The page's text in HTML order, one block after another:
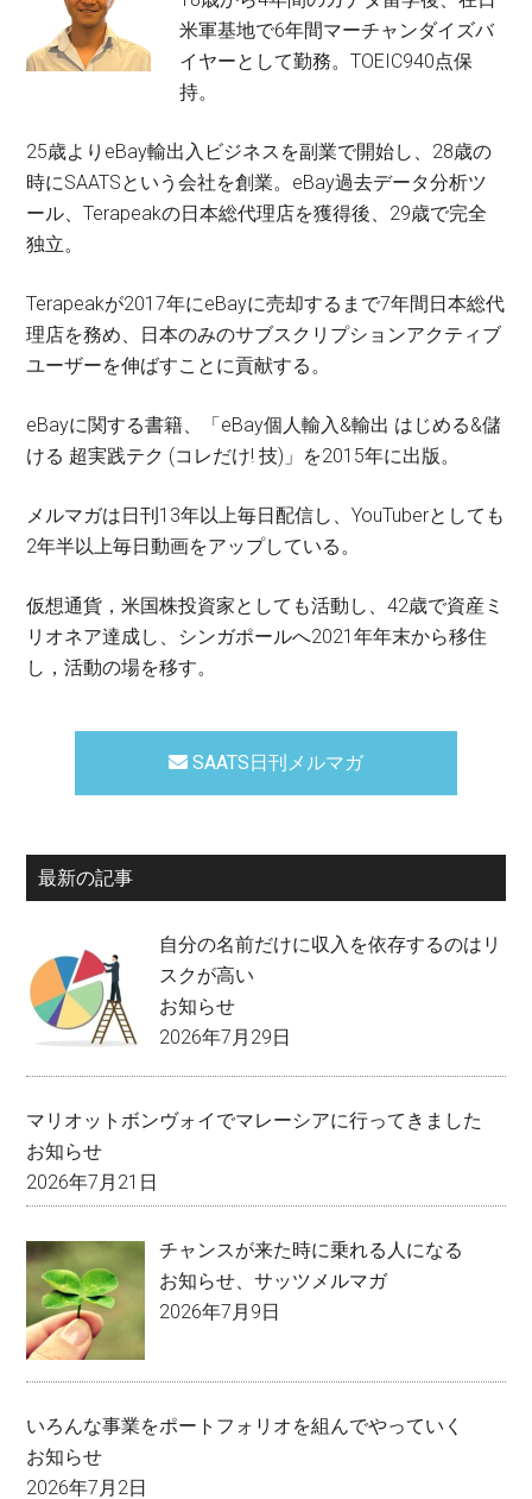
米軍基地で6年間マーチャンダイズバ
イヤーとして勤務。TOEIC940点保
持。
25歳よりeBay輸出入ビジネスを副業で開始し、28歳の
時にSAATSという会社を創業。eBay過去データ分析ツ
ール、Terapeakの日本総代理店を獲得後、29歳で完全
独立。
Terapeakが2017年にeBayに売却するまで7年間日本総代
理店を務め、日本のみのサブスクリプションアクティブ
ユーザーを伸ばすことに貢献する。
eBayに関する書籍、「eBay個人輸入&輸出 はじめる&儲
ける 超実践テク (コレだけ! 技)」を2015年に出版。
メルマガは日刊13年以上毎日配信し、YouTuberとしても
2年半以上毎日動画をアップしている。
仮想通貨，米国株投資家としても活動し、42歳で資産ミ
リオネア達成し、シンガポールへ2021年年末から移住
し，活動の場を移す。
SAATS日刊メルマガ
最新の記事
自分の名前だけに収入を依存するのはリ
スクが高い
お知らせ
2026年7月29日
マリオットボンヴォイでマレーシアに行ってきました
お知らせ
2026年7月21日
チャンスが来た時に乗れる人になる
お知らせ、サッツメルマガ
2026年7月9日
いろんな事業をポートフォリオを組んでやっていく
お知らせ
2026年7月2日